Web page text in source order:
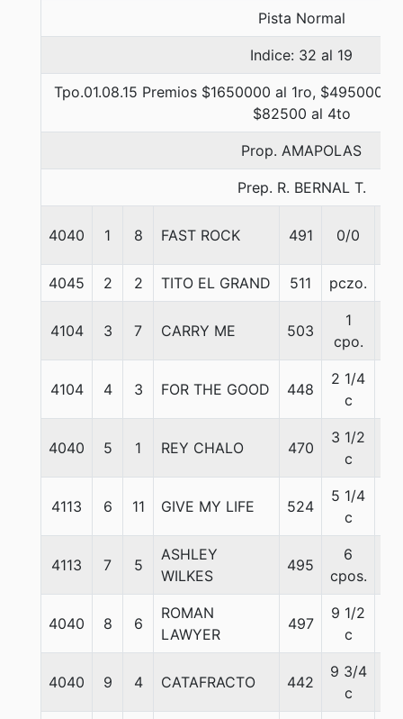
Pista Normal
Indice: 32 al 19
Tpo.01.08.15 Premios $1650000 al 1ro, $495000
$82500 al 4to
Prop. AMAPOLAS
Prep. R. BERNAL T.
4040 1 8 FAST ROCK 491 0/0
4045 2 2 TITO EL GRAND 511 pczo.
4104 3 7 CARRY ME 503
1
cpo.
4104 4 3 FOR THE GOOD 448
2 1/4
c
4040 5 1 REY CHALO 470
3 1/2
c
4113 6 11 GIVE MY LIFE 524
5 1/4
c
4113 7 5
ASHLEY
WILKES
495
6
cpos.
4040 8 6
ROMAN
LAWYER
497
9 1/2
c
4040 9 4 CATAFRACTO 442
9 3/4
c